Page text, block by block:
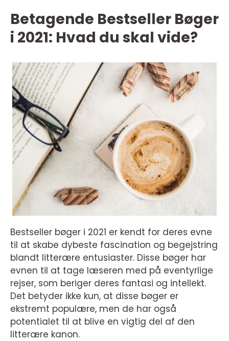
Betagende Bestseller Bøger
i 2021: Hvad du skal vide?
Bestseller bøger i 2021 er kendt for deres evne
til at skabe dybeste fascination og begejstring
blandt litterære entusiaster. Disse bøger har
evnen til at tage læseren med på eventyrlige
rejser, som beriger deres fantasi og intellekt.
Det betyder ikke kun, at disse bøger er
ekstremt populære, men de har også
potentialet til at blive en vigtig del af den
litterære kanon.